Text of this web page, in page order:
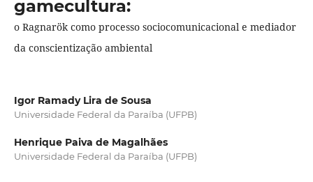
gamecultura:
o Ragnarök como processo sociocomunicacional e mediador
da conscientização ambiental
Igor Ramady Lira de Sousa
Universidade Federal da Paraíba (UFPB)
Henrique Paiva de Magalhães
Universidade Federal da Paraíba (UFPB)